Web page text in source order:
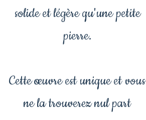
solide et légère qu'une petite
pierre.
Cette œuvre est unique et vous
ne la trouverez nul part